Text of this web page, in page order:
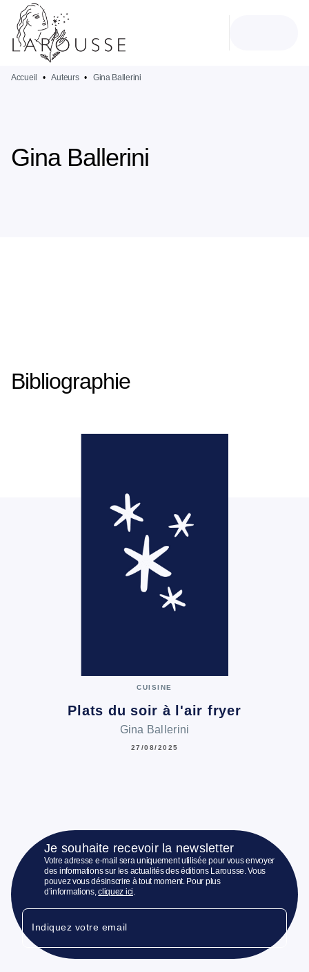
MENU
PIED DE PAGE
Accueil • Auteurs • Gina Ballerini
Gina Ballerini
Bibliographie
CUISINE
Plats du soir à l'air fryer
Gina Ballerini
27/08/2025
Je souhaite recevoir la newsletter
Votre adresse e-mail sera uniquement utilisée pour vous envoyer
des informations sur les actualités des éditions Larousse. Vous
pouvez vous désinscrire à tout moment. Pour plus
d’informations,cliquez ici
Indiquez votre email